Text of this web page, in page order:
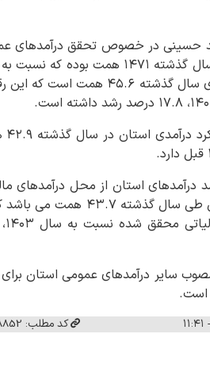
حسینی در خصوص تحقق درآمدهای
استان طی سال ۱۴۰۴ اظهار کرد: مصوب درآمدهای عمومی استان‌های کشور برای سال گذشته ۱۴۷۱
وی
اقتصادی و دارایی خراسان رضوی با اشاره به اینکه بیش از ۹۶.۴ درصد درآمدهای استان از محل
پیش‌بینی شده است، تصریح کرد: میزان درآمدهای مالیاتی مصوب شده برای استان طی سال
استان طی سال ۱۴۰۴ بیان کرد: میزان مصوب سایر درآمدهای عمومی
کد مطلب: 738852